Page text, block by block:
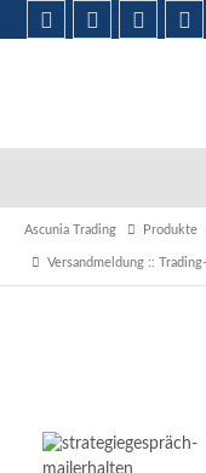
Ascunia Trading Produkte
Versandmeldung ::